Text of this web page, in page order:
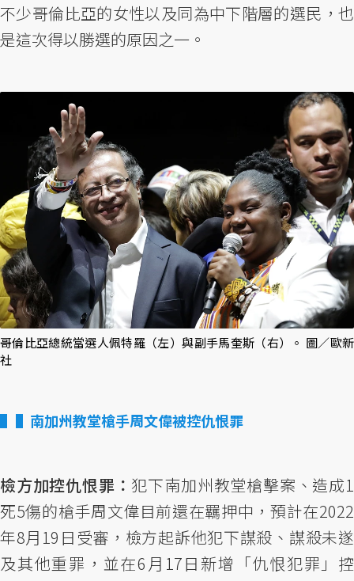
不少哥倫比亞的女性以及同為中下階層的選民，也
是這次得以勝選的原因之一。
哥倫比亞總統當選人佩特羅（左）與副手馬奎斯（右）。 圖／歐新
社
▌南加州教堂槍手周文偉被控仇恨罪
檢方加控仇恨罪： 犯下南加州教堂槍擊案、造成1
死5傷的槍手周文偉目前還在羈押中，預計在2022
年8月19日受審，檢方起訴他犯下謀殺、謀殺未遂
及其他重罪，並在6月17日新增「仇恨犯罪」控